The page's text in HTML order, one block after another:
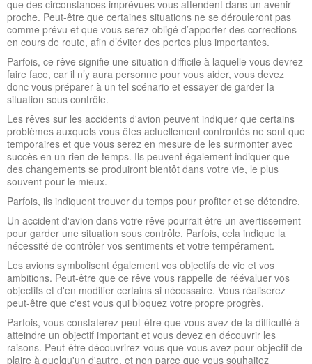
que des circonstances imprévues vous attendent dans un avenir
proche. Peut-être que certaines situations ne se dérouleront pas
comme prévu et que vous serez obligé d’apporter des corrections
en cours de route, afin d’éviter des pertes plus importantes.
Parfois, ce rêve signifie une situation difficile à laquelle vous devrez
faire face, car il n’y aura personne pour vous aider, vous devez
donc vous préparer à un tel scénario et essayer de garder la
situation sous contrôle.
Les rêves sur les accidents d'avion peuvent indiquer que certains
problèmes auxquels vous êtes actuellement confrontés ne sont que
temporaires et que vous serez en mesure de les surmonter avec
succès en un rien de temps. Ils peuvent également indiquer que
des changements se produiront bientôt dans votre vie, le plus
souvent pour le mieux.
Parfois, ils indiquent trouver du temps pour profiter et se détendre.
Un accident d'avion dans votre rêve pourrait être un avertissement
pour garder une situation sous contrôle. Parfois, cela indique la
nécessité de contrôler vos sentiments et votre tempérament.
Les avions symbolisent également vos objectifs de vie et vos
ambitions. Peut-être que ce rêve vous rappelle de réévaluer vos
objectifs et d'en modifier certains si nécessaire. Vous réaliserez
peut-être que c'est vous qui bloquez votre propre progrès.
Parfois, vous constaterez peut-être que vous avez de la difficulté à
atteindre un objectif important et vous devez en découvrir les
raisons. Peut-être découvrirez-vous que vous avez pour objectif de
plaire à quelqu'un d'autre, et non parce que vous souhaitez